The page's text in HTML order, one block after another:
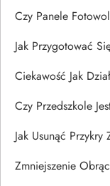
Czy Panele
Jak Przygotować
Ciekawość Jak
Czy Przedszkole
Jak Usunąć
Zmniejszenie